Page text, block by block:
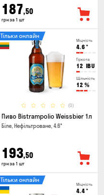
187,50
грн за 1 шт
Міцність
4.6 °
Гіркота
12 IBU
Щільність
12 %
(0)
Тільки онлайн
Пиво Bistrampolio Weissbier 1л
Біле, Нефільтроване, 4.6°
193,50
грн за 1 шт
Міцність
4.4°
Тільки онлайн